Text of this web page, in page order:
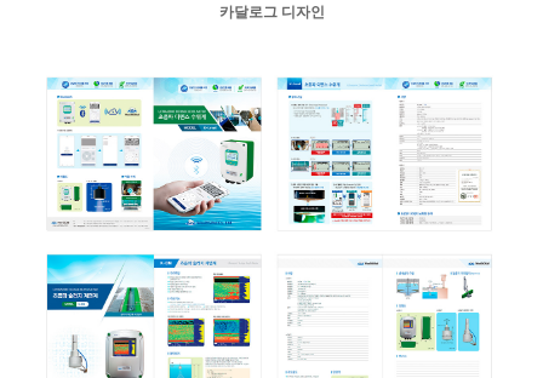
카달로그 디자인